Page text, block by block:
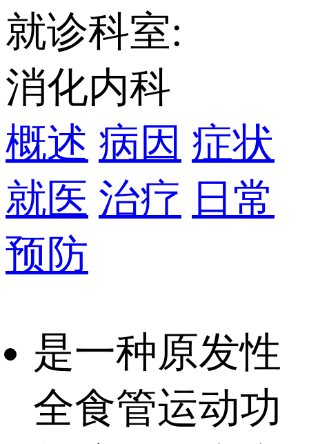
就诊科室:
消化内科
概述 病因 症状
就医 治疗 日常
预防
是一种原发性
全食管运动功